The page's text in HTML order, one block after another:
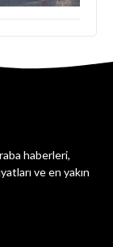
haberleri,
ve en yakın